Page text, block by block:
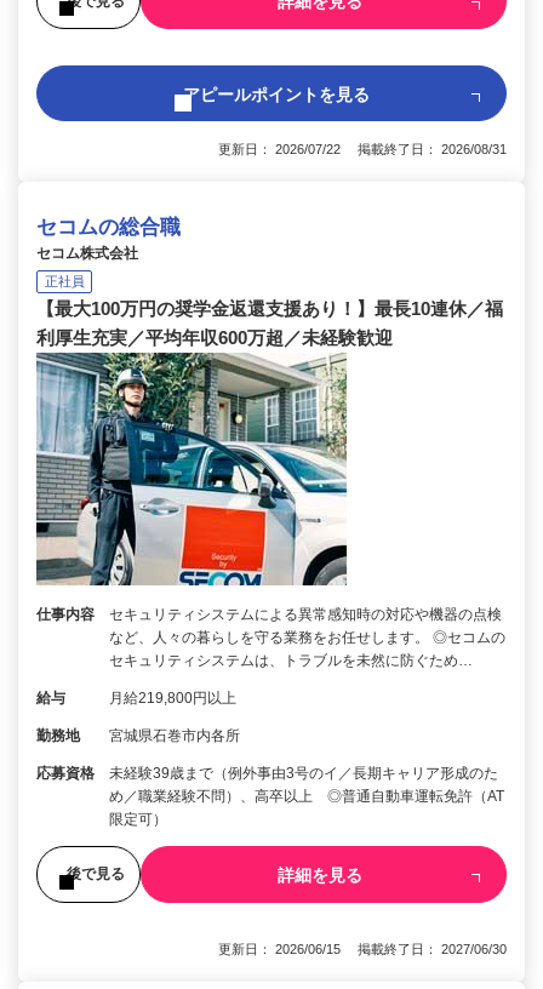
アピールポイントを見る
更新日： 2026/07/22 掲載終了日： 2026/08/31
セコムの総合職
セコム株式会社
正社員
【最大100万円の奨学金返還支援あり！】最長10連休／福
利厚生充実／平均年収600万超／未経験歓迎
仕事内容
セキュリティシステムによる異常感知時の対応や機器の点検
など、人々の暮らしを守る業務をお任せします。 ◎セコムの
セキュリティシステムは、トラブルを未然に防ぐため…
給与 月給219,800円以上
勤務地 宮城県石巻市内各所
応募資格
未経験39歳まで（例外事由3号のイ／長期キャリア形成のた
め／職業経験不問）、高卒以上 ◎普通自動車運転免許（AT
限定可）
後で見る 詳細を見る
更新日： 2026/06/15 掲載終了日： 2027/06/30